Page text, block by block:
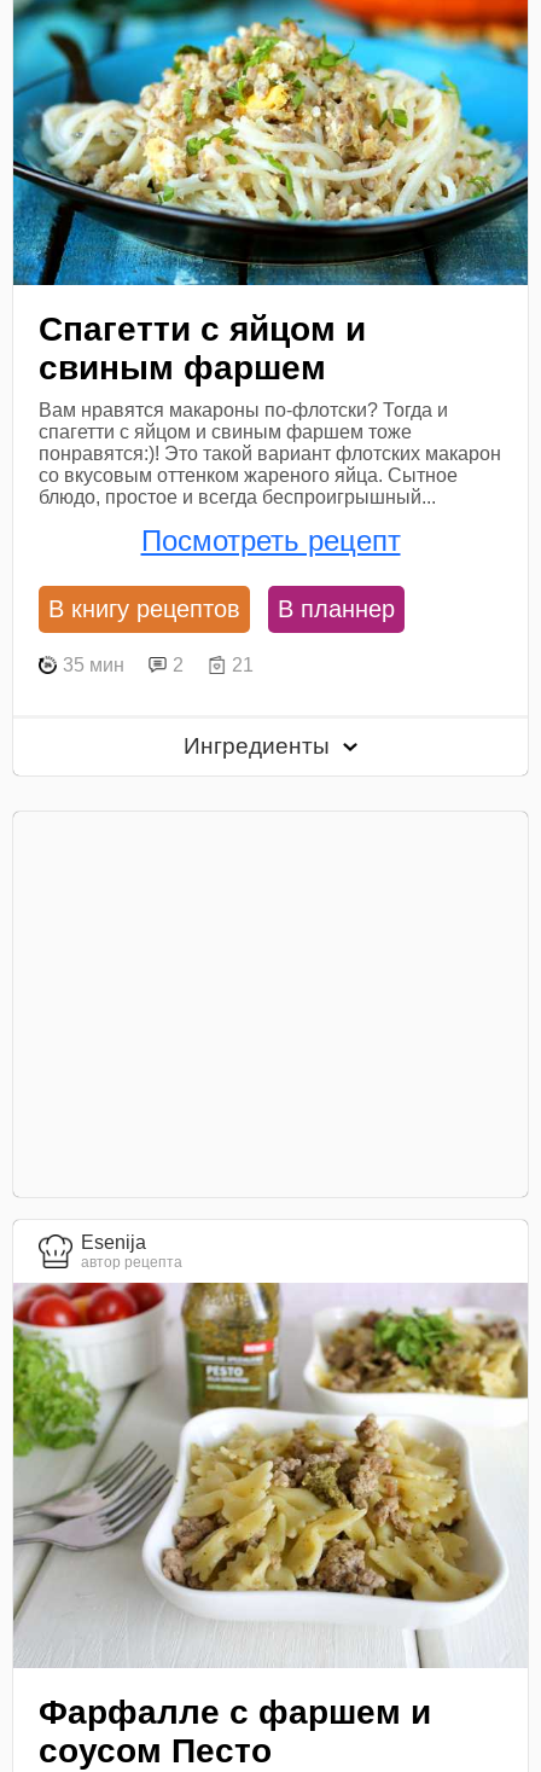
Спагетти с яйцом и
свиным фаршем
Вам нравятся макароны по-флотски? Тогда и
спагетти с яйцом и свиным фаршем тоже
понравятся:)! Это такой вариант флотских макарон
со вкусовым оттенком жареного яйца. Сытное
блюдо, простое и всегда беспроигрышный...
Посмотреть рецепт
В книгу рецептов В планнер
35 мин 2 21
Ингредиенты
Esenija
автор рецепта
Фарфалле с фаршем и
соусом Песто